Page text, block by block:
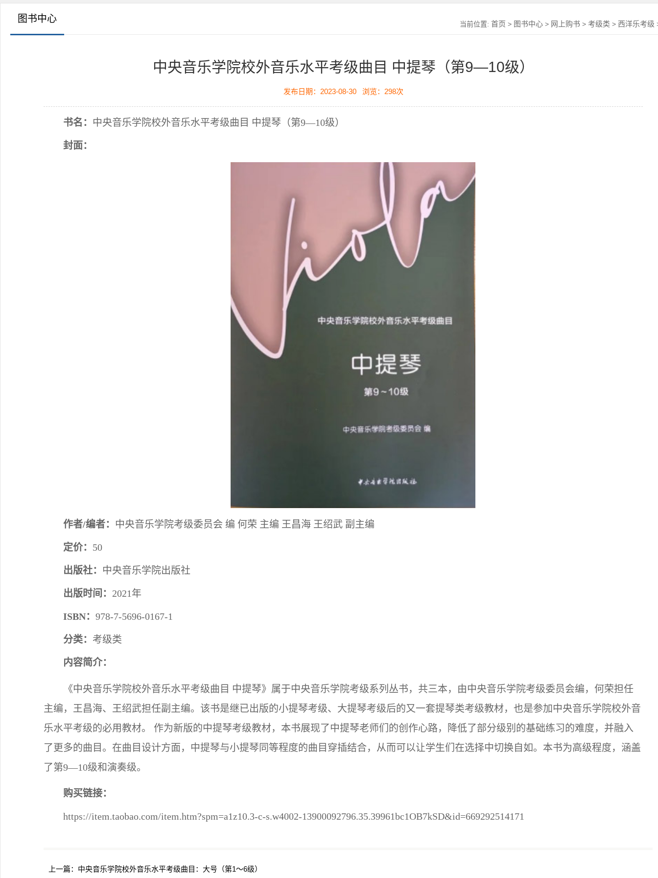
图书中心 当前位置: 首页 > 图书中心 > 网上购书 > 考级类 > 西洋乐考级
中央音乐学院校外音乐水平考级曲目 中提琴（第9—10级）
发布日期：2023-08-30 浏览： 298次
书名： 中央音乐学院校外音乐水平考级曲目 中提琴（第9—10级）
封面：
作者/编者： 中央音乐学院考级委员会 编 何荣 主编 王昌海 王绍武 副主编
定价： 50
出版社： 中央音乐学院出版社
出版时间： 2021年
ISBN： 978-7-5696-0167-1
分类： 考级类
内容简介：
《中央音乐学院校外音乐水平考级曲目 中提琴》属于中央音乐学院考级系列丛书，共三本，由中央音乐学院考级委员会编，何荣担任
主编，王昌海、王绍武担任副主编。该书是继已出版的小提琴考级、大提琴考级后的又一套提琴类考级教材，也是参加中央音乐学院校外音
乐水平考级的必用教材。 作为新版的中提琴考级教材，本书展现了中提琴老师们的创作心路，降低了部分级别的基础练习的难度，并融入
了更多的曲目。在曲目设计方面，中提琴与小提琴同等程度的曲目穿插结合，从而可以让学生们在选择中切换自如。本书为高级程度，涵盖
了第9—10级和演奏级。
购买链接：
https://item.taobao.com/item.htm?spm=a1z10.3-c-s.w4002-13900092796.35.39961bc1OB7kSD&id=669292514171
上一篇： 中央音乐学院校外音乐水平考级曲目：大号（第1～6级）